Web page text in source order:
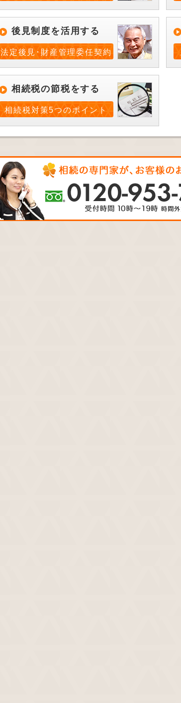
後見制度を活用する
法定後見･財産管理委任契約
相続税の節税をする
相続税対策5つのポイント